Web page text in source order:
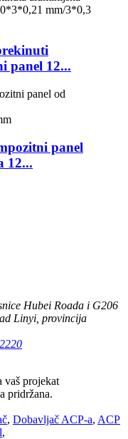
panel 12...
panel
12...
Hubei Roada i G206
Linyi, provincija
pridržana.
, Dobavljač ACP-a, ACP
,